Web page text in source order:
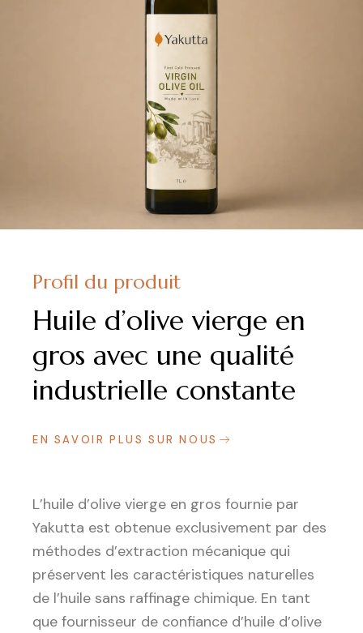
Profil du produit
Huile d’olive vierge en
gros avec une qualité
industrielle constante
EN SAVOIR PLUS SUR NOUS
L’huile d’olive vierge en gros fournie par
Yakutta est obtenue exclusivement par des
méthodes d’extraction mécanique qui
préservent les caractéristiques naturelles
de l’huile sans raffinage chimique. En tant
que fournisseur de confiance d’huile d’olive